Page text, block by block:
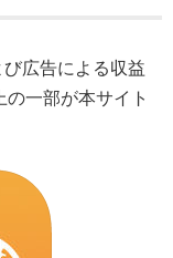
広告による収益
一部が本サイト